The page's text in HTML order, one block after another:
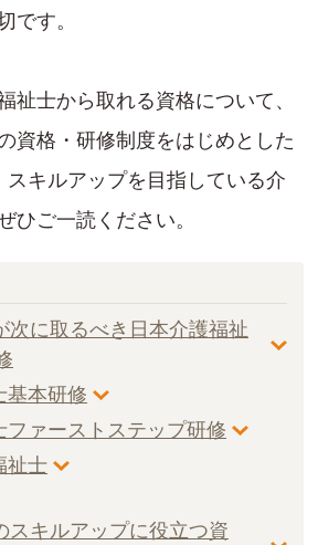
です。
祉士から取れる資格について、
資格・研修制度をはじめとした
スキルアップを目指している介
ひご一読ください。
に取るべき日本介護福祉
本研修
ァーストステップ研修
祉士
キルアップに役立つ資